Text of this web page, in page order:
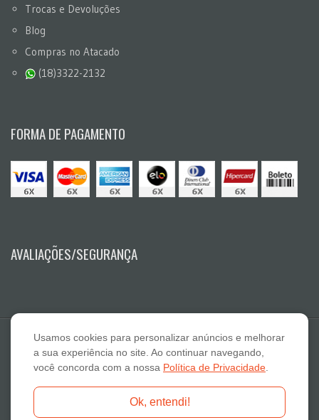
Trocas e Devoluções
Blog
Compras no Atacado
(18)3322-2132
FORMA DE PAGAMENTO
AVALIAÇÕES/SEGURANÇA
E A Lazaro Suplementos Alimentares ME - CNPJ: 19.789.048/0001-59
Fone: 18-3322 2132 - E-mail: atendimento@otimanutri.com.br
Usamos cookies para personalizar anúncios e melhorar
a sua experiência no site. Ao continuar navegando,
você concorda com a nossa Política de Privacidade
Ok, entendi!